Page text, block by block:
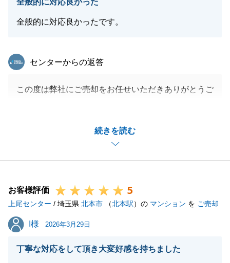
全般的に対応良かった
全般的に対応良かったです。
続きを読む
東急リバブル
センターからの返答
この度は弊社にご売却をお任せいただきありがとうご
誠にありがとうございました。
今後とも不動産売買等でご相談がございましたらお気
引き続き、何卒よろしくお願いいたします。
お客様評価 5
上尾センター / 埼玉県 北本市 （北本駅）の マンション を ご売却
I様
I様 2026年3月29日
丁寧な対応をして頂き大変好感を持ちました